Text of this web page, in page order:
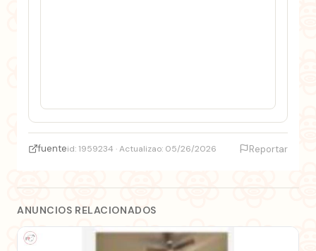
fuenteid: 1959234 · Actualizao: 05/26/2026 Reportar
ANUNCIOS RELACIONADOS